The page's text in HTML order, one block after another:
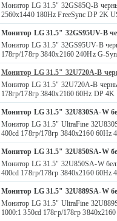
Монитор LG 31.5" 32GS85Q-B
2560x1440 180Hz FreeSync DP 2K
Монитор LG 31.5" 32GS95UV-B
Монитор LG 31.5" 32GS95UV-B
178гр/178гр 3840x2160 240Hz G-
Монитор LG 31.5" 32U720A-B
Монитор LG 31.5" 32U720A-B
178гр/178гр 3840x2160 60Hz DP 4K
Монитор LG 31.5" 32U830SA-W
Монитор LG 31.5" UltraFine
400cd 178гр/178гр 3840x2160 60Hz
Монитор LG 31.5" 32U850SA-W
Монитор LG 31.5" 32U850SA-W
400cd 178гр/178гр 3840x2160 60Hz
Монитор LG 31.5" 32U889SA-W
Монитор LG 31.5" UltraFine
1000:1 350cd 178гр/178гр